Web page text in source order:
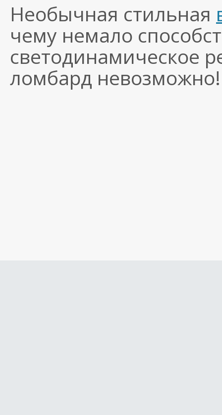
Необычная стильная
чему немало
светодинамическое
ломбард невозможно!